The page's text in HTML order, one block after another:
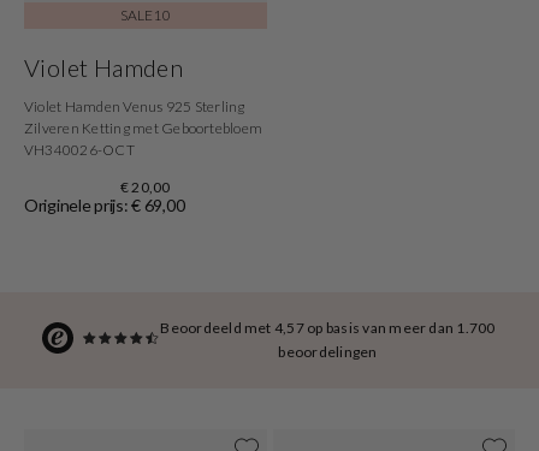
Beoordeeld met 4,57 op basis van meer dan 1.700
beoordelingen
SALE10
Violet Hamden
Violet Hamden Venus 925 Sterling
Zilveren Ketting met Geboortebloem
VH340026-OCT
€ 20,00
Originele prijs: € 69,00